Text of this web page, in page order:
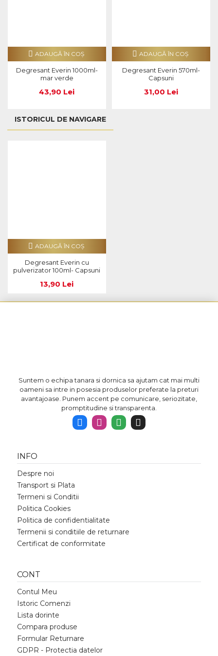
Degresant Everin 1000ml-
mar verde
43,90 Lei
ADAUGĂ ÎN COŞ
Degresant Everin 570ml-
Capsuni
31,00 Lei
ADAUGĂ ÎN COŞ
ISTORICUL DE NAVIGARE
Degresant Everin cu
pulverizator 100ml- Capsuni
13,90 Lei
ADAUGĂ ÎN COŞ
Suntem o echipa tanara si dornica sa ajutam cat mai multi
oameni sa intre in posesia produselor preferate la preturi
avantajoase. Punem accent pe comunicare, seriozitate,
promptitudine si transparenta.
INFO
Despre noi
Transport si Plata
Termeni si Conditii
Politica Cookies
Politica de confidentialitate
Termenii si conditiile de returnare
Certificat de conformitate
CONT
Contul Meu
Istoric Comenzi
Lista dorinte
Compara produse
Formular Returnare
GDPR - Protectia datelor